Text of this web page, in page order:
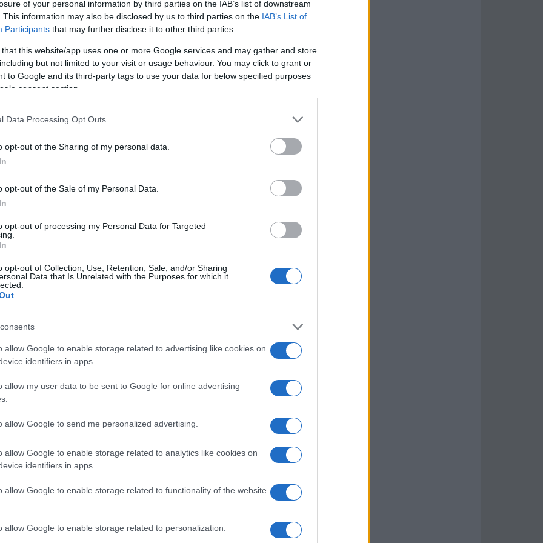
of your personal information by third parties on the IAB’s list of downstream
This information may also be disclosed by us to third parties on the IAB’s List of
Participants that may further disclose it to other third parties.
that this website/app uses one or more Google services and may gather and store
but not limited to your visit or usage behaviour. You may click to grant or
to Google and its third-party tags to use your data for below specified purposes
consent section.
Data Processing Opt Outs
opt-out of the Sharing of my personal data.
opt-out of the Sale of my Personal Data.
opt-out of processing my Personal Data for Targeted
opt-out of Collection, Use, Retention, Sale, and/or Sharing
Data that Is Unrelated with the Purposes for which it
allow Google to enable storage related to advertising like cookies on
identifiers in apps.
allow my user data to be sent to Google for online advertising
allow Google to send me personalized advertising.
allow Google to enable storage related to analytics like cookies on
identifiers in apps.
allow Google to enable storage related to functionality of the website
allow Google to enable storage related to personalization.
Gabriele Vecchia · 15 Dic 2022
Messi al Barcellona
stava malissimo".
CALCIO